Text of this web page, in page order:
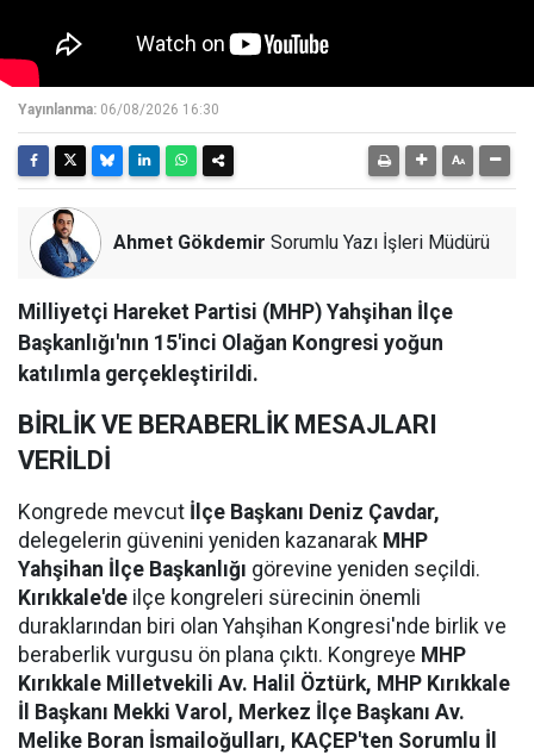
Yayınlanma: 06/08/2026 16:30
Ahmet Gökdemir Sorumlu Yazı İşleri Müdürü
Milliyetçi Hareket Partisi (MHP) Yahşihan İlçe
Başkanlığı'nın 15'inci Olağan Kongresi yoğun
katılımla gerçekleştirildi.
BİRLİK VE BERABERLİK MESAJLARI
VERİLDİ
Kongrede mevcut İlçe Başkanı Deniz Çavdar,
delegelerin güvenini yeniden kazanarak MHP
Yahşihan İlçe Başkanlığı görevine yeniden seçildi.
Kırıkkale'de ilçe kongreleri sürecinin önemli
duraklarından biri olan Yahşihan Kongresi'nde birlik ve
beraberlik vurgusu ön plana çıktı. Kongreye MHP
Kırıkkale Milletvekili Av. Halil Öztürk, MHP Kırıkkale
İl Başkanı Mekki Varol, Merkez İlçe Başkanı Av.
Melike Boran İsmailoğulları, KAÇEP'ten Sorumlu İl